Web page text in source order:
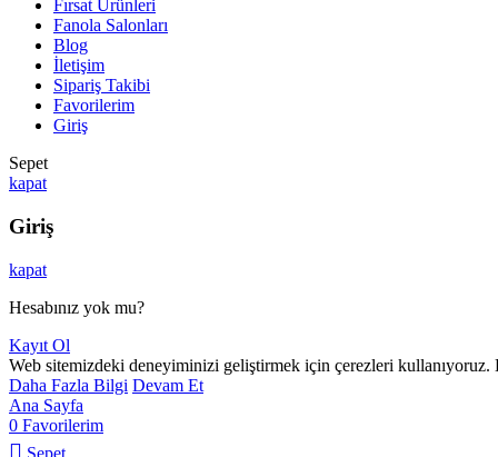
Fırsat Ürünleri
Fanola Salonları
Blog
İletişim
Sipariş Takibi
Favorilerim
Giriş
Sepet
kapat
Giriş
kapat
Hesabınız yok mu?
Kayıt Ol
Web sitemizdeki deneyiminizi geliştirmek için çerezleri kullanıyoruz.
Daha Fazla Bilgi Devam Et
Ana Sayfa
0 Favorilerim
Sepet